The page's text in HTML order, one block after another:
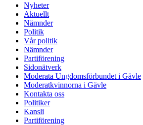
Nyheter
Aktuellt
Nämnder
Politik
Vår politik
Nämnder
Partiförening
Sidonätverk
Moderata Ungdomsförbundet i Gävle
Moderatkvinnorna i Gävle
Kontakta oss
Politiker
Kansli
Partiförening